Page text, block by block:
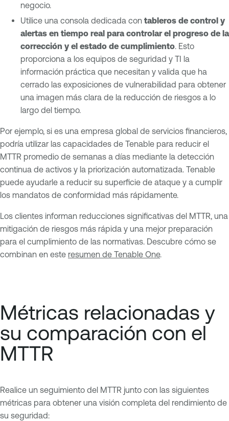
negocio.
Utilice una consola dedicada con tableros de control y
alertas en tiempo real para controlar el progreso de la
corrección y el estado de cumplimiento. Esto
proporciona a los equipos de seguridad y TI la
información práctica que necesitan y valida que ha
cerrado las exposiciones de vulnerabilidad para obtener
una imagen más clara de la reducción de riesgos a lo
largo del tiempo.
Por ejemplo, si es una empresa global de servicios financieros,
podría utilizar las capacidades de Tenable para reducir el
MTTR promedio de semanas a días mediante la detección
continua de activos y la priorización automatizada. Tenable
puede ayudarle a reducir su superficie de ataque y a cumplir
los mandatos de conformidad más rápidamente.
Los clientes informan reducciones significativas del MTTR, una
mitigación de riesgos más rápida y una mejor preparación
para el cumplimiento de las normativas. Descubre cómo se
combinan en este resumen de Tenable One.
Métricas relacionadas y
su comparación con el
MTTR
Realice un seguimiento del MTTR junto con las siguientes
métricas para obtener una visión completa del rendimiento de
su seguridad: